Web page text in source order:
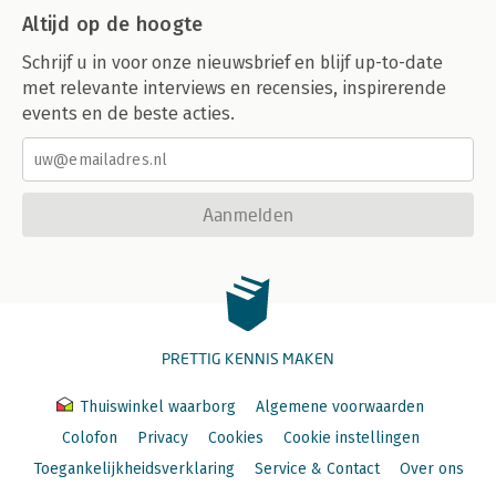
Altijd op de hoogte
Schrijf u in voor onze nieuwsbrief en blijf up-to-date
met relevante interviews en recensies, inspirerende
events en de beste acties.
Aanmelden
PRETTIG KENNIS MAKEN
Thuiswinkel waarborg
Algemene voorwaarden
Colofon
Privacy Cookies
Cookie instellingen
Toegankelijkheidsverklaring
Service & Contact Over ons